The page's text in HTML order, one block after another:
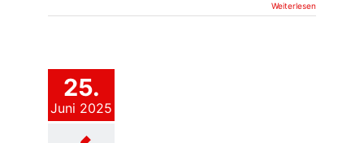
Weiterlesen
25.
Juni 2025